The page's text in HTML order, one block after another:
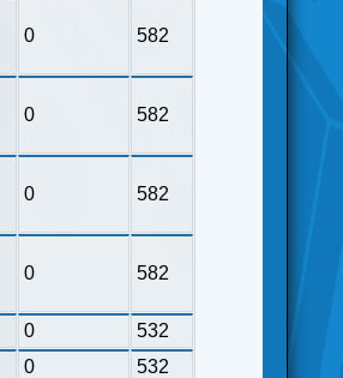
0 582
0 582
0 582
0 582
0
532
0
532